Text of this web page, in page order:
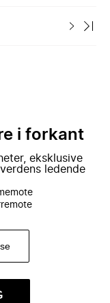
i forkant
eksklusive
ledende